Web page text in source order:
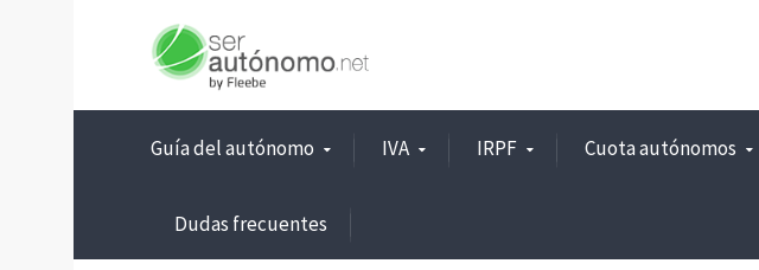
Guía del autónomo IVA IRPF Cuota autónomos
Dudas frecuentes